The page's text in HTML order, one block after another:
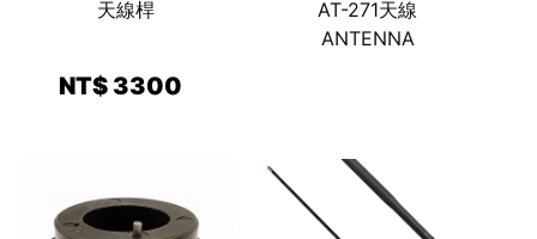
天線桿
NT$ 3300
AT-271天線
ANTENNA